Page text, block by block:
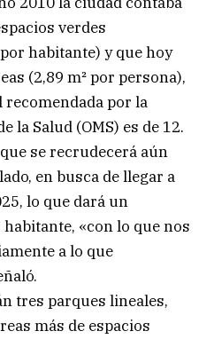
verdes
habitante) y que hoy
(2,89 m² por persona),
recomendada por la
la Salud (OMS) es de 12.
se recrudecerá aún
en busca de llegar a
lo que dará un
«con lo que nos
a lo que
tres parques lineales,
más de espacios